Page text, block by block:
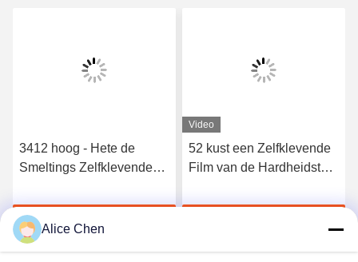
3412 hoog - Hete de
Smeltings Zelfklevende
Elastische Polyurethaan
Krijg Beste Prijs
Video
52 kust een Zelfklevende
Film van de Hardheidstpu
Naadloos Ondergoed
Alice Chen